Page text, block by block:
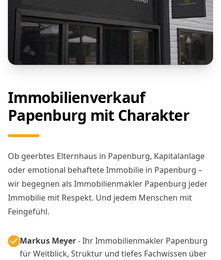
Immobilienverkauf
Papenburg mit Charakter
Ob geerbtes Elternhaus in Papenburg, Kapitalanlage
oder emotional behaftete Immobilie in Papenburg –
wir begegnen als Immobilienmakler Papenburg jeder
Immobilie mit Respekt. Und jedem Menschen mit
Feingefühl.
Markus Meyer- Ihr Immobilienmakler Papenburg
für Weitblick, Struktur und tiefes Fachwissen über